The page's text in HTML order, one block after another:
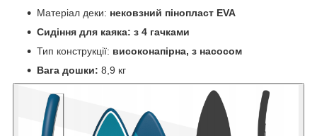
Матеріал деки: нековзний пінопласт EVA
Сидіння для каяка: з 4 гачками
Тип конструкції: високонапірна, з насосом
Вага дошки: 8,9 кг